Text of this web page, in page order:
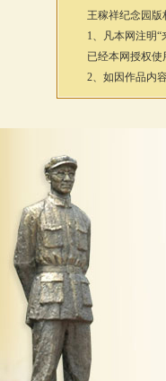
王稼祥纪念园 版
1、凡本网注明“
已经本网授权
2、如因作品内